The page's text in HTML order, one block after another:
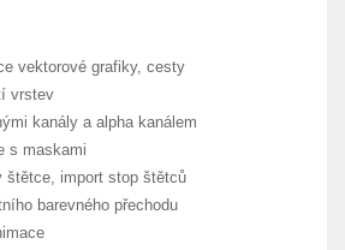
vektorové grafiky, cesty
vrstev
kanály a alpha kanálem
s maskami
štětce, import stop štětců
barevného přechodu